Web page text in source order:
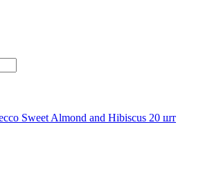
Sweet Almond and Hibiscus 20 шт